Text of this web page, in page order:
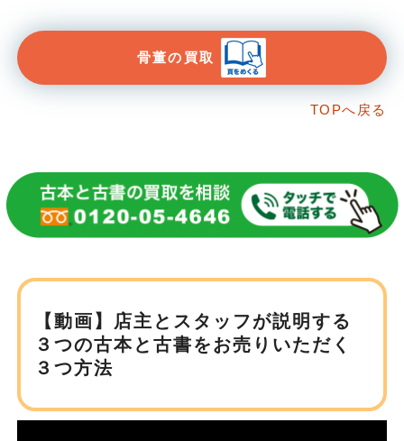
骨董の買取
TOPへ戻る
【動画】店主とスタッフが説明する
３つの古本と古書をお売りいただく
３つ方法